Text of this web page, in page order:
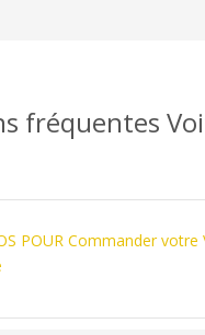
fréquentes
POUR Commander votre